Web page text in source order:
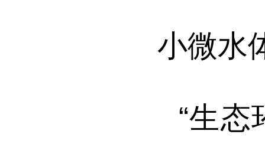
小微水
“生